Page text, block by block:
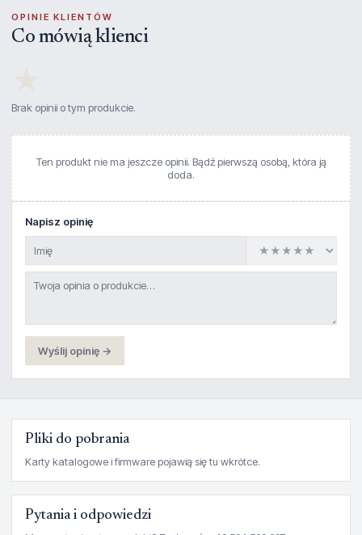
OPINIE KLIENTÓW
Co mówią klienci
Brak opinii o tym produkcie.
Ten produkt nie ma jeszcze opinii. Bądź pierwszą osobą, która ją
doda.
Napisz opinię
Wyślij opinię →
Pliki do pobrania
Karty katalogowe i firmware pojawią się tu wkrótce.
Pytania i odpowiedzi